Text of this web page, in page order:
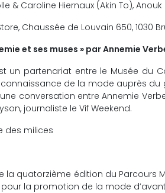
& Caroline Hiernaux (Akin To),
Chaussée de Louvain 650, 1030
et ses muses » par Annemie
un partenariat entre le Musée du
de la mode auprès
conversation entre Annemie
journaliste le Vif Weekend.
des milices
la quatorzième édition du Parcours
la promotion de la mode